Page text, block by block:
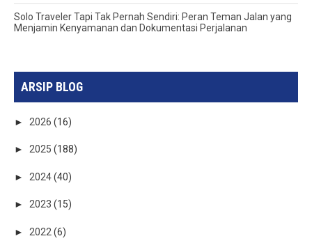
Solo Traveler Tapi Tak Pernah Sendiri: Peran Teman Jalan yang
Menjamin Kenyamanan dan Dokumentasi Perjalanan
ARSIP BLOG
► 2026(16)
► 2025(188)
► 2024(40)
► 2023(15)
► 2022(6)